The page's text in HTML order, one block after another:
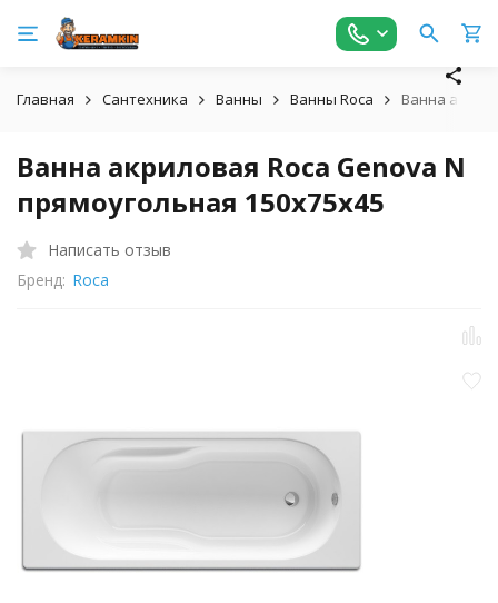
Главная Сантехника Ванны Ванны Roca Ванна
Ванна акриловая Roca Genova N
прямоугольная 150x75x45
Написать отзыв
Бренд: Roca